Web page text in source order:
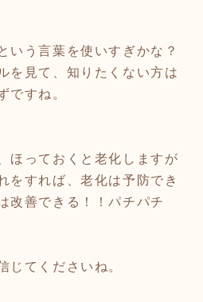
いう言葉を使いすぎかな？
を見て、知りたくない方は
ですね。
ほっておくと老化しますが
をすれば、老化は予防でき
改善できる！！パチパチ
じてくださいね。